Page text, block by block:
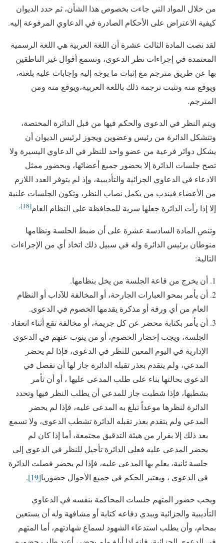
من خلال المواد التي جاءت بخصوص هذا الشأن، ثم حدد الديوان
كيفية الاعتراض على الأحكام الصادرة في الدعاوي المرفوعة إليه.
لقد نصت المادة الثالث عشرة أن اللغة العربية هي اللغة الرسمية
المعتمدة في إجراءات نظر الدعوى، وتسمع أقوال غير الناطقين
بها عن طريق مترجم مع إثبات ما يوجه إليه وإجابات عليه بلغته،
ويوقع منه وتثبت ترجمة ذلك باللغة العربية،ويوقع منه ومن
المترجم.
ويتم النظر في الدعوى والحكم فيها من قبل الدائرة المختصة،
وتتشكل الدائرة من رئيس وعضوين ويجوز لرئيس الديوان أن
يشكل دوائر فرعية من عضو واحد للنظر في الدعاوي اليسيرة ولا
تصح جلسات الدائرة إلا بحضور جميع أعضائها، وبحضور ممثل
الادعاء في الدعاوي الجزائية والتأديبية، وإذ لم يتوفر العدد اللازم
من الأعضاء فيندب من يكمل نصاب النظر، وتكون الجلسات علنية
إلا إذا رأت الدائرة جعلها سرية للمحافظة على النظام العام[18]
.
وتنص المادة السادسة عشرة على أن ضبط الجلسة ونظامها
منوطان برئيس الدائرة وله في سبيل ذلك اتخاذ أي من الإجراءات
التالية:
أن يخرج من قاعة الجلسة من يخل بنظامها.
أن يأمر بمحو العبارات الجارحة، أو المخالفة للآداب أو النظام
العام من أي ورقة أو مذكرة يقدمها الخصوم في الدعوى.
أن يأمر بكتابة محضر عن كل جريمة، أو مخالفة تقع أثناء انعقاد
الجلسة، ويجب إحضار الخصوم، أو من ينوب عنهم في الدعوى
الإدارية في اليوم المعين للنظر في الدعوى، فإذا لم يحضر
المدعي، ولم يتقدم بعذر تقبله الدائرة جاز لها أن تفصل في
الدعوى بحالتها بناء على طلب المدعى عليها ، أو أن تأمر
بشطبها، فإذا شطبت جاز للمدعي أن يطلب النظر فيها وتحدد
الدائرة لنظرها موعداً تبلغ به المدعى عليه، فإذا لم يحضر
المدعي ولم يتقدم بعذر تقبله الدائرة تشطب الدعوى، ولا تسمع
بعد ذلك إلا بقرار من هيئة التدقيق مجتمعة، أما إذا كان لم
يحضر المدعى عليه فعلى الدائرة تأجيل للنظر في الدعوى إلى
جلسة ثانية، يعلم بها المدعى عليه، فإذا لم يحضر فصلت الدائرة
في الدعوى ، ويعتبر الحكم في جميع الأحوال حضوريا[19]
.
ويجب حضور المتهم جلسات المحاكمة بنفسه في الدعاوي
التأديبية والجزائية ويبدي دفاعه كتابة أو مشافهة وله أن يستعين
بمحام، وأن يطلب استدعاء الشهود لسماع شهادتهم، أما المتهم